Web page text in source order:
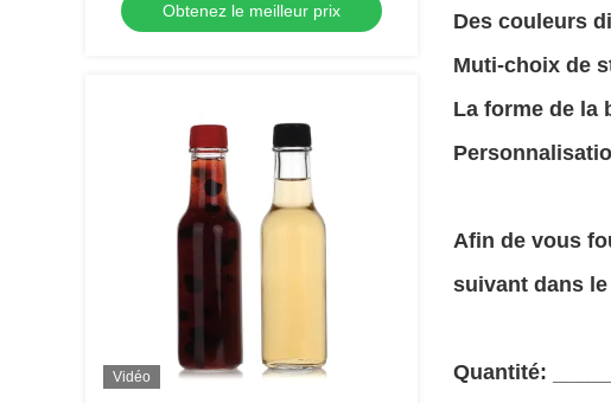
Obtenez le meilleur prix
Vidéo
Des couleurs
Muti-choix de
La forme de la
Afin de vous
suivant dans
Quantité: